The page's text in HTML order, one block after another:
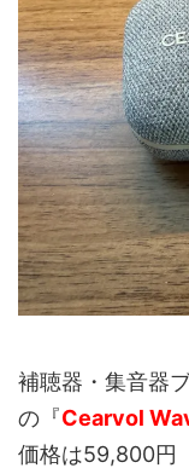
補聴器・集音器
の『Cearvol
価格は59,800円